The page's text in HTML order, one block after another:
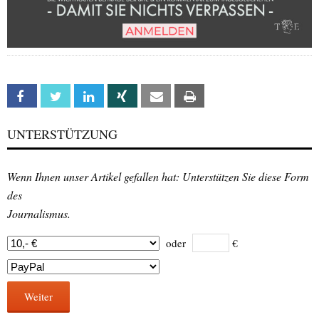
Facebook Twitter Linkedin Xing Email
UNTERSTÜTZUNG
Wenn Ihnen unser Artikel gefallen hat: Unterstützen Sie diese Form
des
Journalismus.
oder €
Weiter